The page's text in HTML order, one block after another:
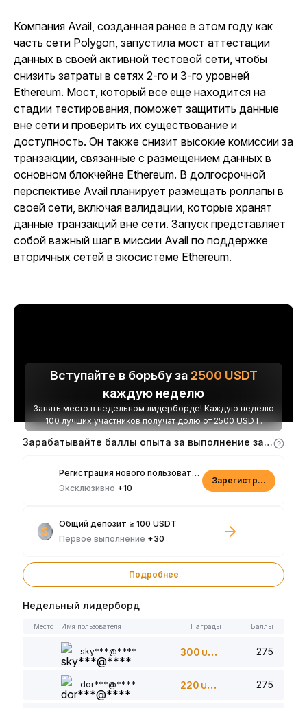
Компания Avail, созданная ранее в этом году как
часть сети Polygon, запустила мост аттестации
данных в своей активной тестовой сети, чтобы
снизить затраты в сетях 2-го и 3-го уровней
Ethereum. Мост, который все еще находится на
стадии тестирования, поможет защитить данные
вне сети и проверить их существование и
доступность. Он также снизит высокие комиссии за
транзакции, связанные с размещением данных в
основном блокчейне Ethereum. В долгосрочной
перспективе Avail планирует размещать роллапы в
своей сети, включая валидации, которые хранят
данные транзакций вне сети. Запуск представляет
собой важный шаг в миссии Avail по поддержке
вторичных сетей в экосистеме Ethereum.
Вступайте в борьбу за 2500 USDT
каждую неделю
Занять место в недельном лидерборде! Каждую неделю
100 лучших участников получат долю от 2500 USDT.
Зарабатывайте баллы опыта за выполнение заданий
Регистрация нового пользователя
Эксклюзивно +10
Зарегистрироваться
Общий депозит ≥ 100 USDT
Первое выполнение +30
Подробнее
Недельный лидерборд
Место Имя пользователя Награды Баллы
sky***@**** 300 USDT 275
dor***@**** 220 USDT 275